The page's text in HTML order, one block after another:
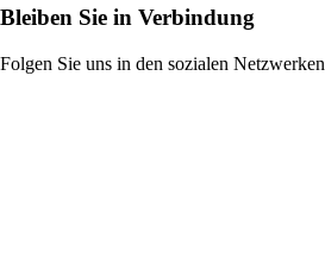
Bleiben Sie in Verbindung
Folgen Sie uns in den sozialen Netzwerken